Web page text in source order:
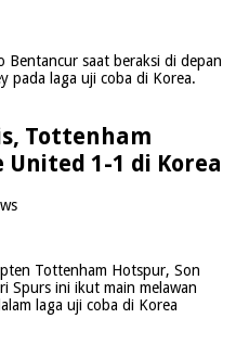
saat beraksi di depan
pada laga uji coba di Korea.
Tottenham
1-1 di Korea
Tottenham Hotspur, Son
Spurs ini ikut main melawan
laga uji coba di Korea